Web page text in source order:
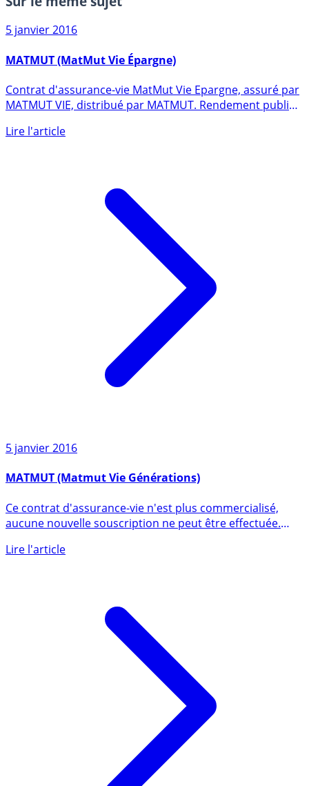
Sur le même sujet
5 janvier 2016
MATMUT (MatMut Vie Épargne)
MATMUT VIE, distribué par MATMUT. Rendement publié
5 janvier 2016
MATMUT (Matmut Vie Générations)
Ce contrat d'assurance-vie n'est plus commercialisé,
aucune nouvelle souscription ne peut être effectuée.